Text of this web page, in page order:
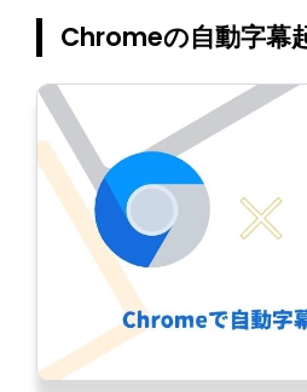
Chromeの自動字幕